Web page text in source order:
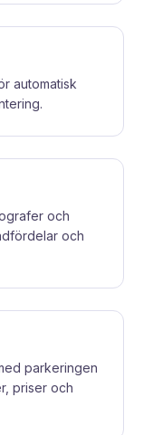
automatisk
och
och
parkeringen
priser och